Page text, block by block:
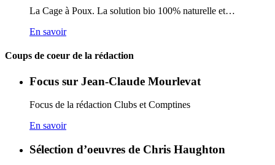
La Cage à Poux. La solution bio 100% naturelle et…
En savoir
Coups de coeur de la rédaction
Focus sur Jean-Claude Mourlevat
Focus de la rédaction Clubs et Comptines
En savoir
Sélection d’oeuvres de Chris Haughton